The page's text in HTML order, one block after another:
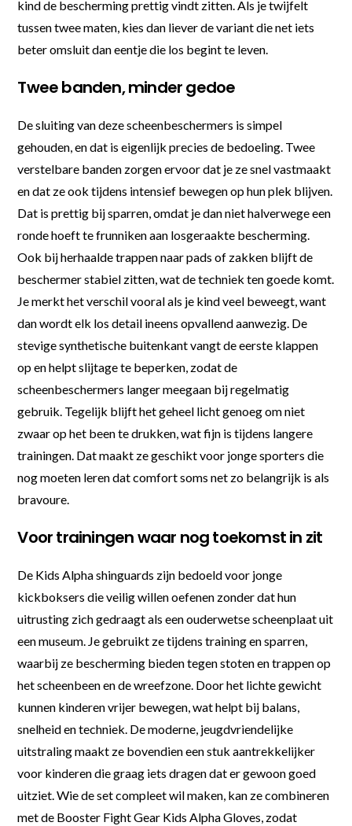
kind de bescherming prettig vindt zitten. Als je twijfelt
tussen twee maten, kies dan liever de variant die net iets
beter omsluit dan eentje die los begint te leven.
Twee banden, minder gedoe
De sluiting van deze scheenbeschermers is simpel
gehouden, en dat is eigenlijk precies de bedoeling. Twee
verstelbare banden zorgen ervoor dat je ze snel vastmaakt
en dat ze ook tijdens intensief bewegen op hun plek blijven.
Dat is prettig bij sparren, omdat je dan niet halverwege een
ronde hoeft te frunniken aan losgeraakte bescherming.
Ook bij herhaalde trappen naar pads of zakken blijft de
beschermer stabiel zitten, wat de techniek ten goede komt.
Je merkt het verschil vooral als je kind veel beweegt, want
dan wordt elk los detail ineens opvallend aanwezig. De
stevige synthetische buitenkant vangt de eerste klappen
op en helpt slijtage te beperken, zodat de
scheenbeschermers langer meegaan bij regelmatig
gebruik. Tegelijk blijft het geheel licht genoeg om niet
zwaar op het been te drukken, wat fijn is tijdens langere
trainingen. Dat maakt ze geschikt voor jonge sporters die
nog moeten leren dat comfort soms net zo belangrijk is als
bravoure.
Voor trainingen waar nog toekomst in zit
De Kids Alpha shinguards zijn bedoeld voor jonge
kickboksers die veilig willen oefenen zonder dat hun
uitrusting zich gedraagt als een ouderwetse scheenplaat uit
een museum. Je gebruikt ze tijdens training en sparren,
waarbij ze bescherming bieden tegen stoten en trappen op
het scheenbeen en de wreefzone. Door het lichte gewicht
kunnen kinderen vrijer bewegen, wat helpt bij balans,
snelheid en techniek. De moderne, jeugdvriendelijke
uitstraling maakt ze bovendien een stuk aantrekkelijker
voor kinderen die graag iets dragen dat er gewoon goed
uitziet. Wie de set compleet wil maken, kan ze combineren
met de Booster Fight Gear Kids Alpha Gloves, zodat